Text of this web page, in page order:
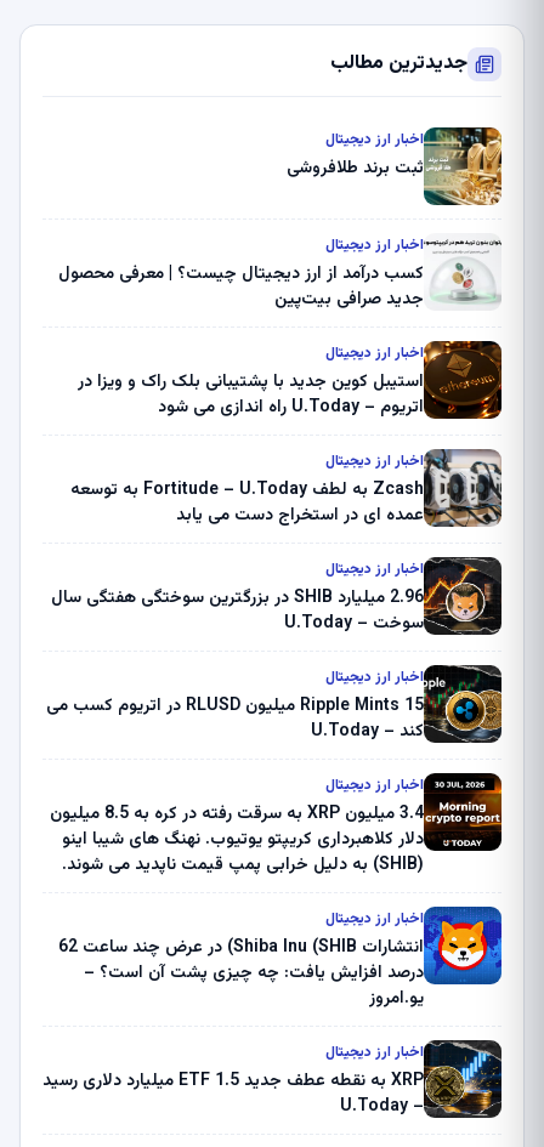
جدیدترین مطالب
اخبار ارز دیجیتال
ثبت برند طلافروشی
اخبار ارز دیجیتال
کسب درآمد از ارز دیجیتال چیست؟ | معرفی محصول
جدید صرافی بیت‌پین
اخبار ارز دیجیتال
استیبل کوین جدید با پشتیبانی بلک راک و ویزا در
اتریوم – U.Today راه اندازی می شود
اخبار ارز دیجیتال
Zcash به لطف Fortitude – U.Today به توسعه
عمده ای در استخراج دست می یابد
اخبار ارز دیجیتال
2.96 میلیارد SHIB در بزرگترین سوختگی هفتگی سال
سوخت – U.Today
اخبار ارز دیجیتال
Ripple Mints 15 میلیون RLUSD در اتریوم کسب می
کند – U.Today
اخبار ارز دیجیتال
3.4 میلیون XRP به سرقت رفته در کره به 8.5 میلیون
دلار کلاهبرداری کریپتو یوتیوب. نهنگ های شیبا اینو
(SHIB) به دلیل خرابی پمپ قیمت ناپدید می شوند.
ثبت کرد – گزارش کریپتو صبح – U.Today
اخبار ارز دیجیتال
انتشارات Shiba Inu (SHIB) در عرض چند ساعت 62
درصد افزایش یافت: چه چیزی پشت آن است؟ –
یو.امروز
اخبار ارز دیجیتال
XRP به نقطه عطف جدید ETF 1.5 میلیارد دلاری رسید
– U.Today